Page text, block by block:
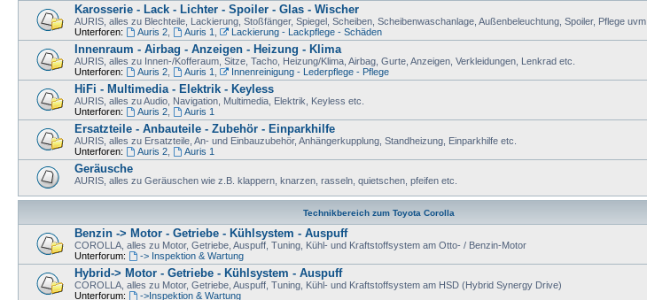
Karosserie - Lack - Lichter - Spoiler - Glas - Wischer
AURIS, alles zu Blechteile, Lackierung, Stoßfänger, Spiegel, Scheiben, Scheibenwaschanlage, Außenbeleuchtung, Spoiler, Pflege uvm.
Unterforen:
Auris 2, Auris 1 Lackierung - Lackpflege - Schäden
Innenraum - Airbag - Anzeigen - Heizung - Klima
AURIS, alles zu Innen-/Kofferaum, Sitze, Tacho, Heizung/Klima, Airbag, Gurte, Anzeigen, Verkleidungen, Lenkrad etc.
Unterforen:
Auris 2, Auris 1 Innenreinigung - Lederpflege - Pflege
HiFi - Multimedia - Elektrik - Keyless
AURIS, alles zu Audio, Navigation, Multimedia, Elektrik, Keyless etc.
Unterforen:
Auris 2, Auris 1
Ersatzteile - Anbauteile - Zubehör - Einparkhilfe
AURIS, alles zu Ersatzteile, An- und Einbauzubehör, Anhängerkupplung, Standheizung, Einparkhilfe etc.
Unterforen:
Auris 2, Auris 1
Geräusche
AURIS, alles zu Geräuschen wie z.B. klappern, knarzen, rasseln, quietschen, pfeifen etc.
Technikbereich zum Toyota Corolla
Benzin -> Motor - Getriebe - Kühlsystem - Auspuff
COROLLA, alles zu Motor, Getriebe, Auspuff, Tuning, Kühl- und Kraftstoffsystem am Otto- / Benzin-Motor
Unterforum:
-> Inspektion & Wartung
Hybrid-> Motor - Getriebe - Kühlsystem - Auspuff
COROLLA, alles zu Motor, Getriebe, Auspuff, Tuning, Kühl- und Kraftstoffsystem am HSD (Hybrid Synergy Drive)
Unterforum:
->Inspektion & Wartung